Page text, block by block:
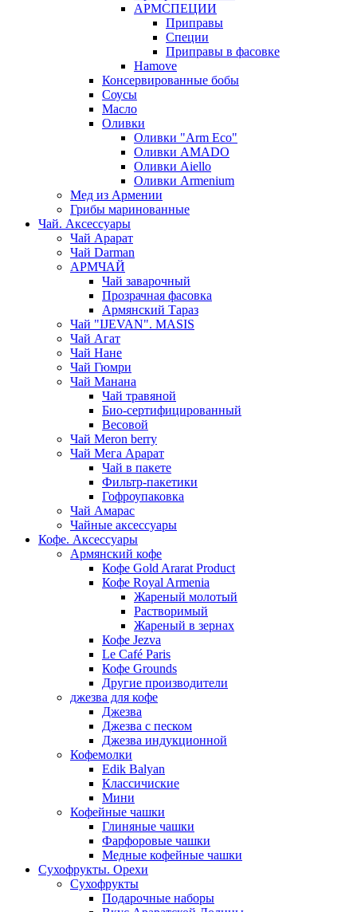
АРМСПЕЦИИ
Приправы
Специи
Приправы в фасовке
Hamove
Консервированные бобы
Соусы
Масло
Оливки
Оливки "Arm Eco"
Оливки AMADO
Оливки Aiello
Оливки Armenium
Мед из Армении
Грибы маринованные
Чай. Аксессуары
Чай Арарат
Чай Darman
АРМЧАЙ
Чай заварочный
Прозрачная фасовка
Армянский Тараз
Чай "IJEVAN". MASIS
Чай Агат
Чай Нане
Чай Гюмри
Чай Манана
Чай травяной
Био-сертифицированный
Весовой
Чай Meron berry
Чай Мега Арарат
Чай в пакете
Фильтр-пакетики
Гофроупаковка
Чай Амарас
Чайные аксессуары
Кофе. Аксессуары
Армянский кофе
Кофе Gold Ararat Product
Кофе Royal Armenia
Жареный молотый
Растворимый
Жареный в зернах
Кофе Jezva
Le Café Paris
Кофе Grounds
Другие производители
джезва для кофе
Джезва
Джезва с песком
Джезва индукционной
Кофемолки
Edik Balyan
Классичиские
Мини
Кофейные чашки
Глиняные чашки
Фарфоровые чашки
Медные кофейные чашки
Сухофрукты. Орехи
Сухофрукты
Подарочные наборы